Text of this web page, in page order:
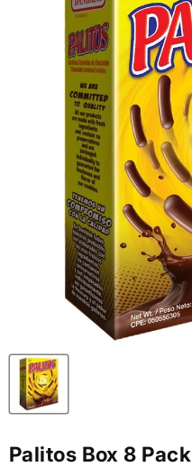
Palitos Box 8 Pack